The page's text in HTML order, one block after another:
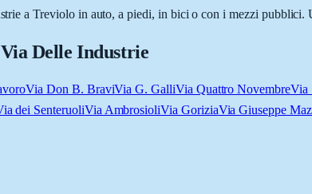
a Treviolo in auto, a piedi, in bici o con i mezzi pubblici.
Via Delle Industrie
Via Don B. BraviVia G. GalliVia Quattro NovembreVia
dei SenteruoliVia AmbrosioliVia GoriziaVia Giuseppe